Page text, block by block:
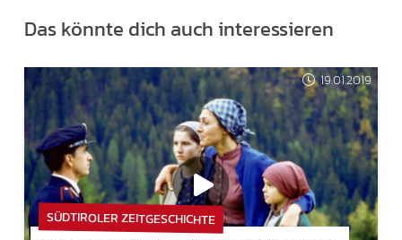
Das könnte dich auch interessieren
19.01.2019
SÜDTIROLER ZEITGESCHICHTE